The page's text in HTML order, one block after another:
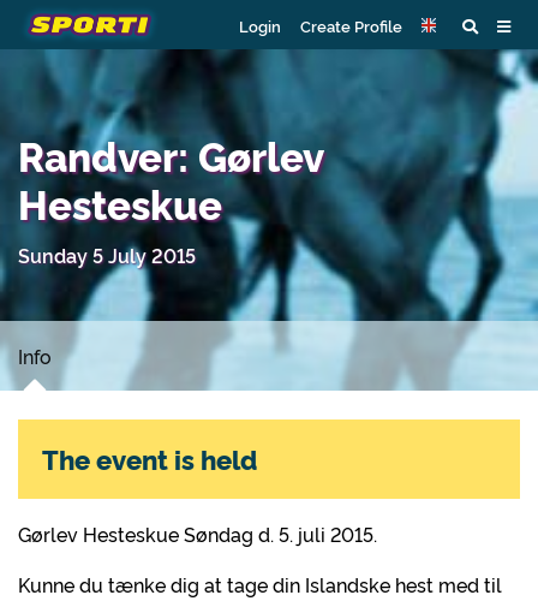
Login Create Profile
Randver: Gørlev
Hesteskue
Sunday 5 July 2015
Info
Gørlev Hesteskue Søndag d. 5. juli 2015.
Kunne du tænke dig at tage din Islandske hest med til
The event is held